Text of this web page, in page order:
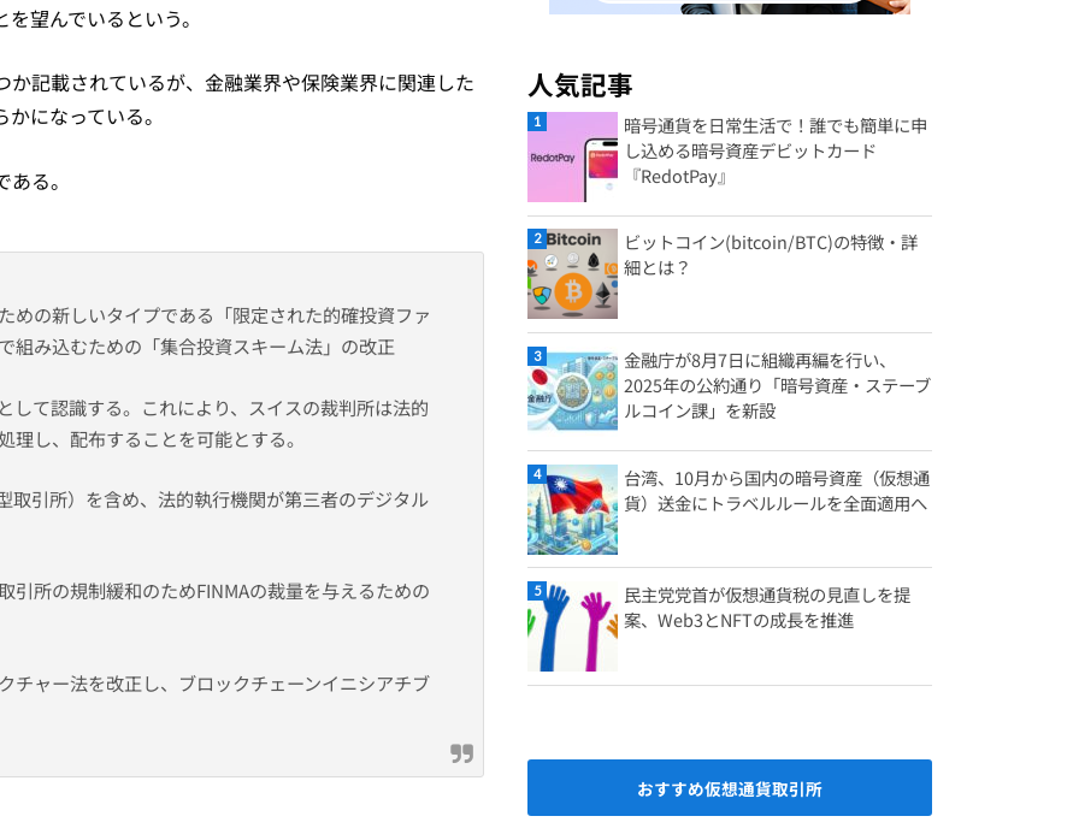
望んでいるという。
記載されているが、金融業界や保険業界に関連した
になっている。
る。
めの新しいタイプである「限定された的確投資ファ
組み込むための「集合投資スキーム法」の改正
して認識する。これにより、スイスの裁判所は法的
し、配布することを可能とする。
取引所）を含め、法的執行機関が第三者のデジタル
引所の規制緩和のためFINMAの裁量を与えるための
チャー法を改正し、ブロックチェーンイニシアチブ
人気記事
暗号通貨を日常生活で！誰でも簡単に申
し込める暗号資産デビットカード
『RedotPay』
ビットコイン(bitcoin/BTC)の特徴・詳
細とは？
金融庁が8月7日に組織再編を行い、
2025年の公約通り「暗号資産・ステーブ
ルコイン課」を新設
台湾、10月から国内の暗号資産（仮想通
貨）送金にトラベルルールを全面適用へ
民主党党首が仮想通貨税の見直しを提
案、Web3とNFTの成長を推進
おすすめ仮想通貨取引所